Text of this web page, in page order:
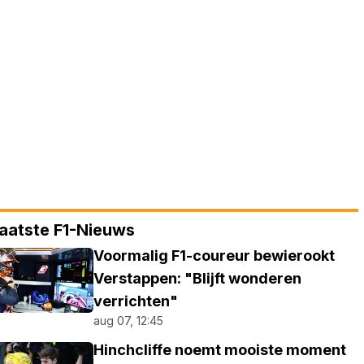
F1-Nieuws
Voormalig F1-coureur bewierookt
Verstappen: "Blijft wonderen
verrichten"
aug 07, 12:45
Hinchcliffe noemt mooiste moment